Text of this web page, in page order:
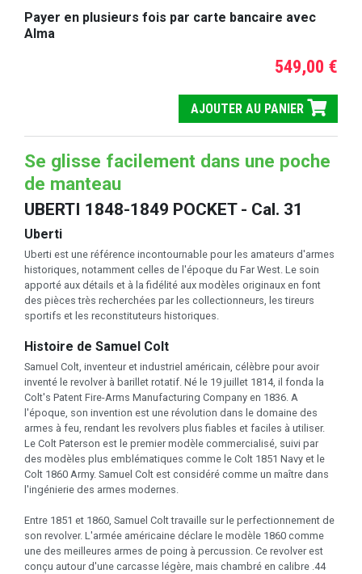
Payer en plusieurs fois par carte bancaire avec
Alma
549,00 €
AJOUTER AU PANIER
Se glisse facilement dans une poche
de manteau
UBERTI 1848-1849 POCKET - Cal. 31
Uberti
Uberti est une référence incontournable pour les amateurs d'armes
historiques, notamment celles de l'époque du Far West. Le soin
apporté aux détails et à la fidélité aux modèles originaux en font
des pièces très recherchées par les collectionneurs, les tireurs
sportifs et les reconstituteurs historiques.
Histoire de Samuel Colt
Samuel Colt, inventeur et industriel américain, célèbre pour avoir
inventé le revolver à barillet rotatif. Né le 19 juillet 1814, il fonda la
Colt's Patent Fire-Arms Manufacturing Company en 1836. A
l'époque, son invention est une révolution dans le domaine des
armes à feu, rendant les revolvers plus fiables et faciles à utiliser.
Le Colt Paterson est le premier modèle commercialisé, suivi par
des modèles plus emblématiques comme le Colt 1851 Navy et le
Colt 1860 Army. Samuel Colt est considéré comme un maître dans
l'ingénierie des armes modernes.
Entre 1851 et 1860, Samuel Colt travaille sur le perfectionnement de
son revolver. L'armée américaine déclare le modèle 1860 comme
une des meilleures armes de poing à percussion. Ce revolver est
conçu autour d'une carcasse légère, mais chambré en calibre .44